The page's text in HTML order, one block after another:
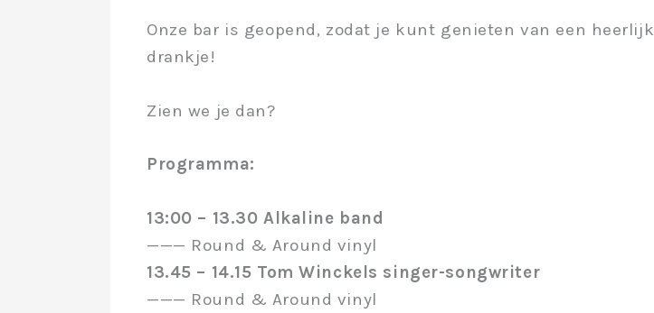
Onze bar is geopend, zodat je kunt genieten van een heerlijk
drankje!
Zien we je dan?
Programma:
13:00 – 13.30 Alkaline band
——— Round & Around vinyl
13.45 – 14.15 Tom Winckels singer-songwriter
——— Round & Around vinyl